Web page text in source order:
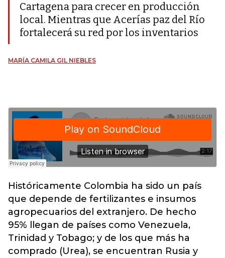
Cartagena para crecer en producción
local. Mientras que Acerías paz del Río
fortalecerá su red por los inventarios
MARÍA CAMILA GIL NIEBLES
Históricamente Colombia ha sido un país
que depende de fertilizantes e insumos
agropecuarios del extranjero. De hecho
95% llegan de países como Venezuela,
Trinidad y Tobago; y de los que más ha
comprado (Urea), se encuentran Rusia y